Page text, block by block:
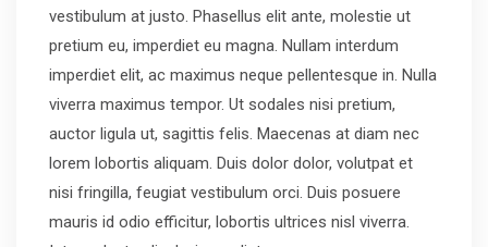
vestibulum at justo. Phasellus elit ante, molestie ut
pretium eu, imperdiet eu magna. Nullam interdum
imperdiet elit, ac maximus neque pellentesque in. Nulla
viverra maximus tempor. Ut sodales nisi pretium,
auctor ligula ut, sagittis felis. Maecenas at diam nec
lorem lobortis aliquam. Duis dolor dolor, volutpat et
nisi fringilla, feugiat vestibulum orci. Duis posuere
mauris id odio efficitur, lobortis ultrices nisl viverra.